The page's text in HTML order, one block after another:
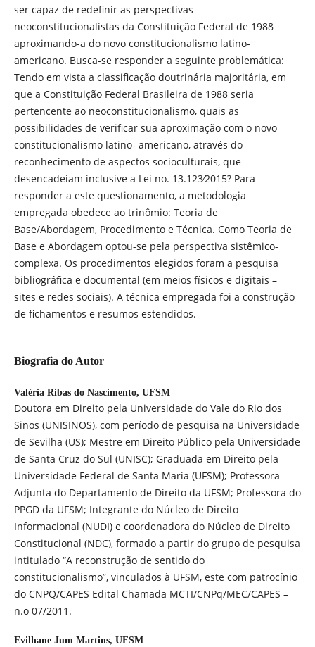
ser capaz de redefinir as perspectivas
neoconstitucionalistas da Constituição Federal de 1988
aproximando-a do novo constitucionalismo latino-
americano. Busca-se responder a seguinte problemática:
Tendo em vista a classificação doutrinária majoritária, em
que a Constituição Federal Brasileira de 1988 seria
pertencente ao neoconstitucionalismo, quais as
possibilidades de verificar sua aproximação com o novo
constitucionalismo latino- americano, através do
reconhecimento de aspectos socioculturais, que
desencadeiam inclusive a Lei no. 13.123∕2015? Para
responder a este questionamento, a metodologia
empregada obedece ao trinômio: Teoria de
Base/Abordagem, Procedimento e Técnica. Como Teoria de
Base e Abordagem optou-se pela perspectiva sistêmico-
complexa. Os procedimentos elegidos foram a pesquisa
bibliográfica e documental (em meios físicos e digitais –
sites e redes sociais). A técnica empregada foi a construção
de fichamentos e resumos estendidos.
Biografia do Autor
Valéria Ribas do Nascimento, UFSM
Doutora em Direito pela Universidade do Vale do Rio dos
Sinos (UNISINOS), com período de pesquisa na Universidade
de Sevilha (US); Mestre em Direito Público pela Universidade
de Santa Cruz do Sul (UNISC); Graduada em Direito pela
Universidade Federal de Santa Maria (UFSM); Professora
Adjunta do Departamento de Direito da UFSM; Professora do
PPGD da UFSM; Integrante do Núcleo de Direito
Informacional (NUDI) e coordenadora do Núcleo de Direito
Constitucional (NDC), formado a partir do grupo de pesquisa
intitulado “A reconstrução de sentido do
constitucionalismo”, vinculados à UFSM, este com patrocínio
do CNPQ/CAPES Edital Chamada MCTI/CNPq/MEC/CAPES –
n.o 07/2011.
Evilhane Jum Martins, UFSM